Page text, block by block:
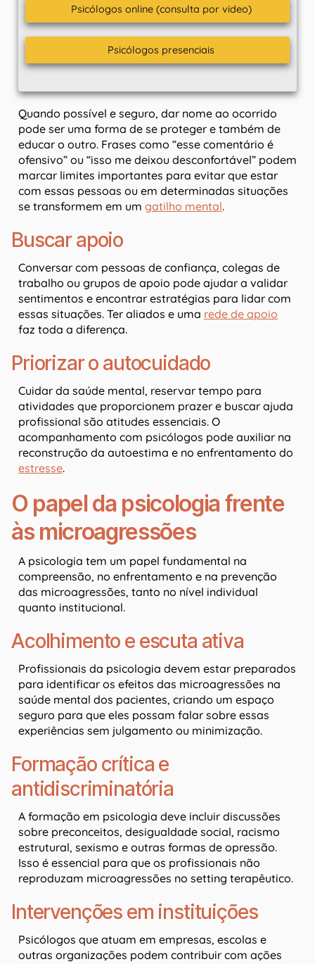
Psicólogos online (consulta por video)
Psicólogos presenciais
Quando possível e seguro, dar nome ao ocorrido
pode ser uma forma de se proteger e também de
educar o outro. Frases como “esse comentário é
ofensivo” ou “isso me deixou desconfortável” podem
marcar limites importantes para evitar que estar
com essas pessoas ou em determinadas situações
se transformem em um gatilho mental.
Buscar apoio
Conversar com pessoas de confiança, colegas de
trabalho ou grupos de apoio pode ajudar a validar
sentimentos e encontrar estratégias para lidar com
essas situações. Ter aliados e uma rede de apoio
faz toda a diferença.
Priorizar o autocuidado
Cuidar da saúde mental, reservar tempo para
atividades que proporcionem prazer e buscar ajuda
profissional são atitudes essenciais. O
acompanhamento com psicólogos pode auxiliar na
reconstrução da autoestima e no enfrentamento do
estresse.
O papel da psicologia frente
às microagressões
A psicologia tem um papel fundamental na
compreensão, no enfrentamento e na prevenção
das microagressões, tanto no nível individual
quanto institucional.
Acolhimento e escuta ativa
Profissionais da psicologia devem estar preparados
para identificar os efeitos das microagressões na
saúde mental dos pacientes, criando um espaço
seguro para que eles possam falar sobre essas
experiências sem julgamento ou minimização.
Formação crítica e
antidiscriminatória
A formação em psicologia deve incluir discussões
sobre preconceitos, desigualdade social, racismo
estrutural, sexismo e outras formas de opressão.
Isso é essencial para que os profissionais não
reproduzam microagressões no setting terapêutico.
Intervenções em instituições
Psicólogos que atuam em empresas, escolas e
outras organizações podem contribuir com ações